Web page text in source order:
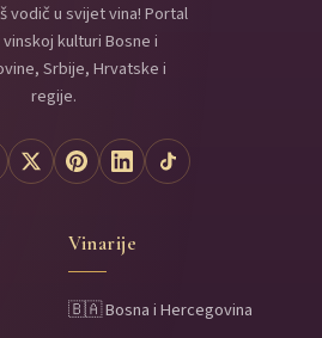
vodič u svijet vina! Portal
vinskoj kulturi Bosne i
Srbije, Hrvatske i
regije.
Vinarije
🇧🇦 Bosna i Hercegovina